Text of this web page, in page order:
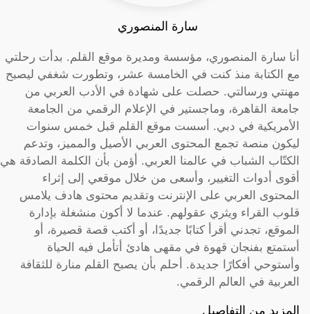
سارة المنصوري
أنا سارة المنصوري، مؤسسة ومديرة موقع القلم. بدأت رحلتي
مع الكتابة منذ كنت في الخامسة عشر، وتطورت شغفي ليصبح
مهنتي ورسالتي. حصلت على شهادة في الأدب العربي من
جامعة القاهرة، وماجستير في الإعلام الرقمي من الجامعة
الأمريكية في دبي. أسست موقع القلم قبل خمس سنوات
ليكون منصة تجمع المحتوى العربي الأصيل والمميز، وتدعم
الكتّاب الشباب في عالمنا العربي. أؤمن بأن الكلمة الصادقة هي
أقوى أدوات التغيير، وأسعى من خلال موقعي إلى إثراء
المحتوى العربي على الإنترنت وتقديم محتوى هادف يلامس
قلوب القراء ويثري عقولهم. عندما لا أكون منشغلة بإدارة
الموقع، تجدني أقرأ كتابًا جديدًا، أو أكتب قصة قصيرة، أو
أستمتع بفنجان قهوة في مقهى هادئ أتأمل فيه الحياة
وأستوحي أفكارًا جديدة. أحلم بأن يصبح القلم منارة للثقافة
العربية في العالم الرقمي.
المزيد من التفاصيل